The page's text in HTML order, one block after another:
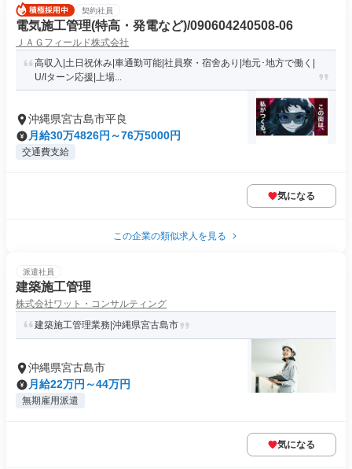
契約社員
電気施工管理(特高・発電など)/090604240508-06
ＪＡＧフィールド株式会社
高収入|土日祝休み|車通勤可能|社員寮・宿舍あり|地元･地方で働く|
U/Iターン応援|上場...
沖縄県宮古島市平良
月給30万4826円～76万5000円
交通費支給
気になる
この企業の類似求人を見る
派遣社員
建築施工管理
株式会社ワット・コンサルティング
建築施工管理業務|沖縄県宮古島市
沖縄県宮古島市
月給22万円～44万円
無期雇用派遣
気になる